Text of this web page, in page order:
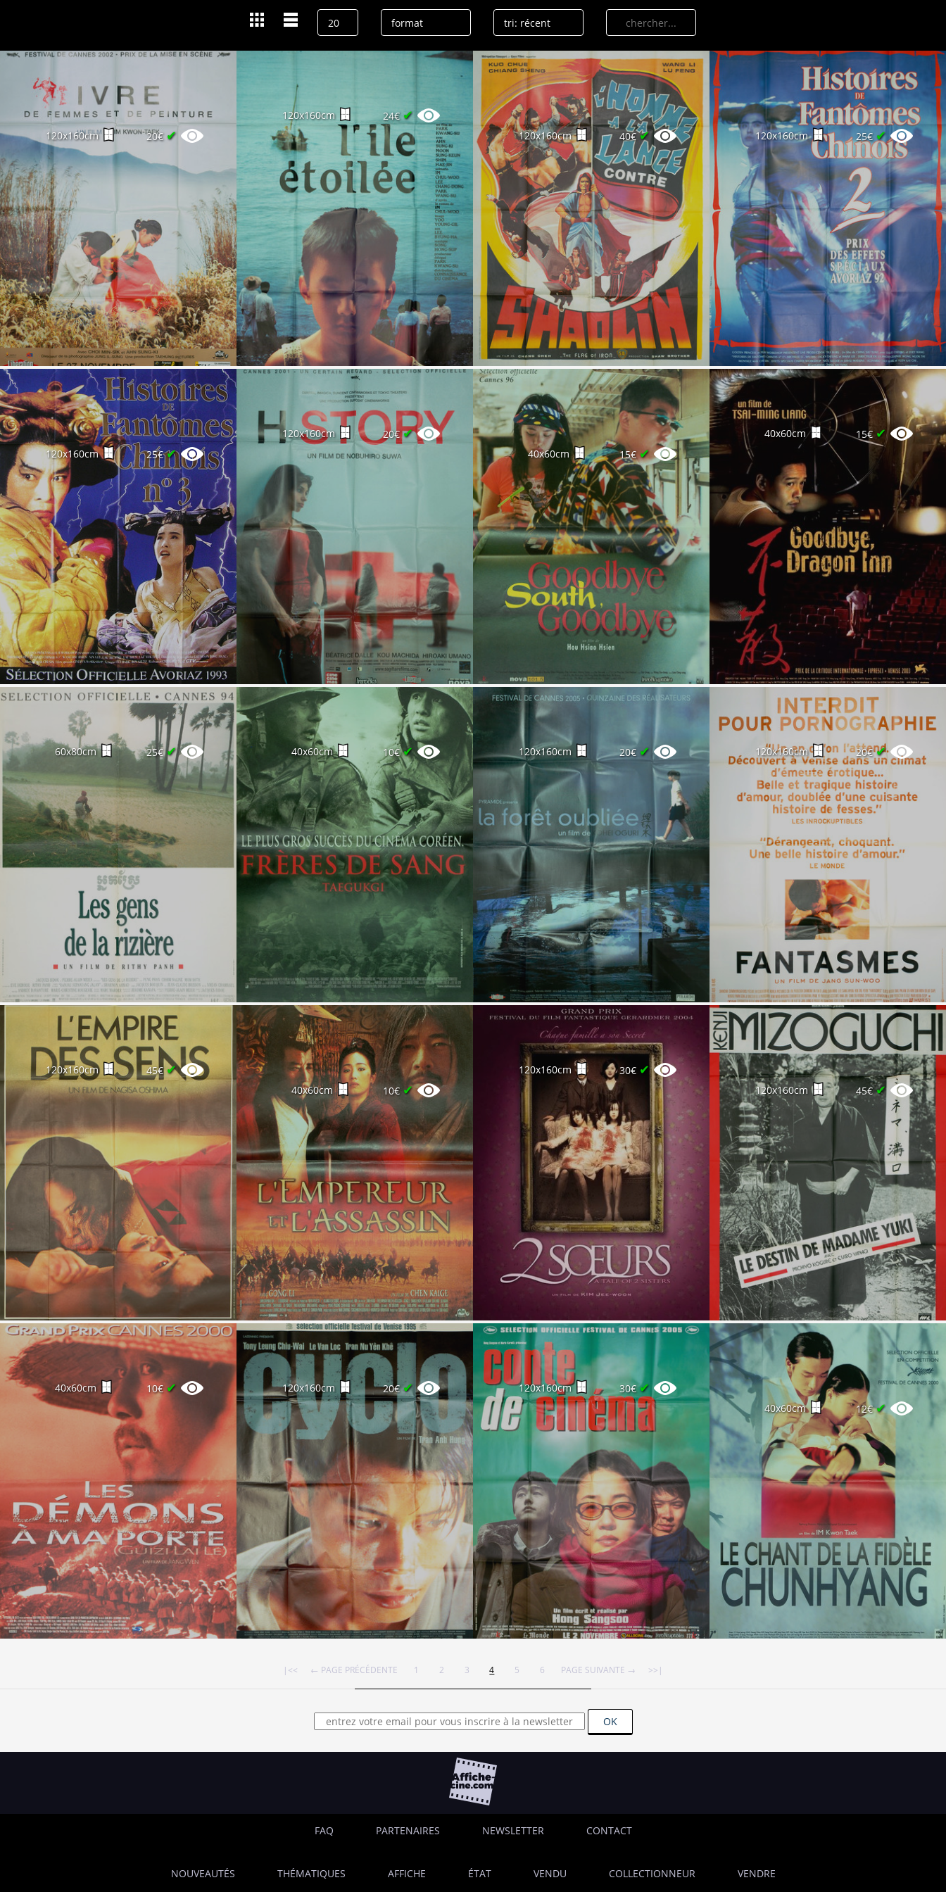
120x160cm 20€ ✔
120x160cm 24€ ✔
120x160cm 40€✔ 120x160cm 25€ ✔
120x160cm 25€✔
120x160cm 20€✔
40x60cm 15€ ✔
40x60cm 15€ ✔
60x80cm 25€✔ 40x60cm 10€✔ 120x160cm 20€ ✔ 120x160cm 20€✔
120x160cm 45€ ✔
40x60cm 10€ ✔
120x160cm 30€ ✔
120x160cm 45€✔
40x60cm 10€✔ 120x160cm 20€✔ 120x160cm 30€✔
40x60cm 12€✔
|<< ← PAGE PRÉCÉDENTE 1 2 3 4 5 6 PAGE SUIVANTE → >>|
OK
FAQ PARTENAIRES NEWSLETTER CONTACT
NOUVEAUTÉS THÉMATIQUES AFFICHE ÉTAT VENDU COLLECTIONNEUR VENDRE